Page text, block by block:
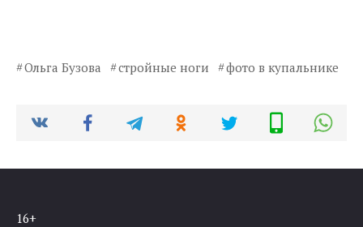
Ольга Бузова стройные ноги фото в купальнике
16+